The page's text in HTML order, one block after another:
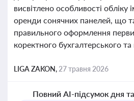
висвітлено особливості обліку
оренди сонячних панелей, що
правильного оформлення
коректного бухгалтерського
LIGA ZAKON, 27 травня 2026
Повний AI-підсумок дня